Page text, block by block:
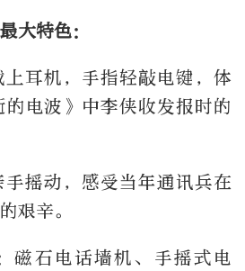
大特色：
上耳机，手指轻敲电键，体
电波》中李侠收发报时的
手摇动，感受当年通讯兵在
艰辛。
磁石电话墙机、手摇式电